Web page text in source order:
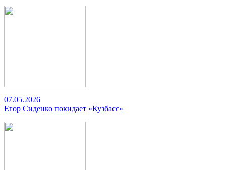
07.05.2026
Егор Сиденко покидает «Кузбасс»